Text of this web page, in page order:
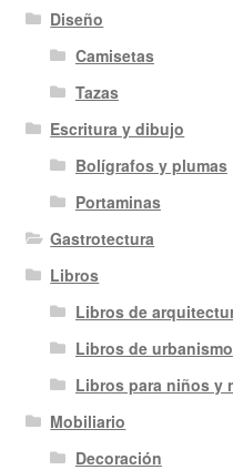
Diseño
Camisetas
Tazas
Escritura y dibujo
Bolígrafos y plumas
Portaminas
Gastrotectura
Libros
Libros de
Libros de urbanismo
Libros para niños y
Mobiliario
Decoración